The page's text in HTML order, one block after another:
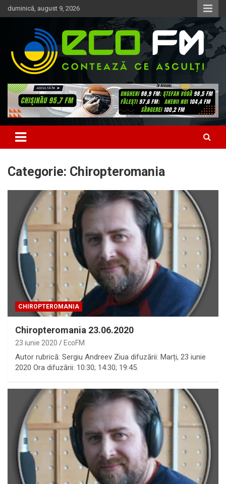
Skip
to
duminică, august 9, 2026
EcoFM
Categorie: Chiropteromania
CHIROPTEROMANIA
Chiropteromania 23.06.2020
23 iunie 2020 EcoFM
Autor rubrică: Sergiu Andreev Ziua difuzării: Marți, 23 iunie
2020 Ora difuzării: 10:30; 14:30; 19:45.